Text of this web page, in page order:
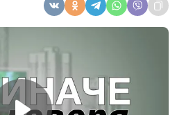
Егорова, Сергей Катаев,
Алёна Караульщикова,
Сергей Комарницкий,
священнослужитель,
Альбина Звездина, Яна